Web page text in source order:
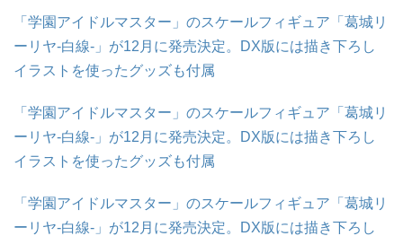
「学園アイドルマスター」のスケールフィギュア「葛城リ
ーリヤ-白線-」が12月に発売決定。DX版には描き下ろし
イラストを使ったグッズも付属
「学園アイドルマスター」のスケールフィギュア「葛城リ
ーリヤ-白線-」が12月に発売決定。DX版には描き下ろし
イラストを使ったグッズも付属
「学園アイドルマスター」のスケールフィギュア「葛城リ
ーリヤ-白線-」が12月に発売決定。DX版には描き下ろし